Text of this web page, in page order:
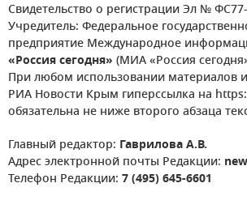
Свидетельство о регистрации Эл №
Учредитель: Федеральное
предприятие Международное
«Россия сегодня» (МИА «Россия
При любом использовании материалов
РИА Новости Крым гиперссылка на
обязательна не ниже второго абзаца
Главный редактор: Гаврилова А.В.
Адрес электронной почты Редакции:
Телефон Редакции: 7 (495) 645-6601